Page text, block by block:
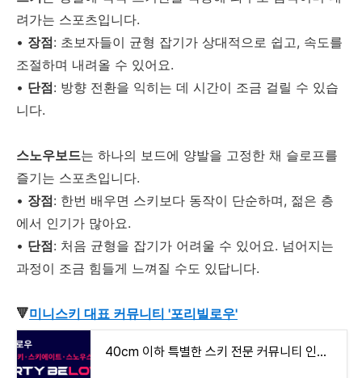
려가는 스포츠입니다.
• 장점: 초보자들이 균형 잡기가 상대적으로 쉽고, 속도를
조절하며 내려올 수 있어요.
• 단점: 방향 전환을 익히는 데 시간이 조금 걸릴 수 있습
니다.
스노우보드는 하나의 보드에 양발을 고정한 채 슬로프를
즐기는 스포츠입니다.
• 장점: 한번 배우면 스키보다 동작이 단순하며, 젊은 층
에서 인기가 많아요.
• 단점: 처음 균형을 잡기가 어려울 수 있어요. 넘어지는
과정이 조금 힘들게 느껴질 수도 있답니다.
🔻미니스키 대표 커뮤니티 '포리빌로우'
40cm 이하 특별한 스키 전문 커뮤니티 인라인스키/스키에이트/스노우스케이트